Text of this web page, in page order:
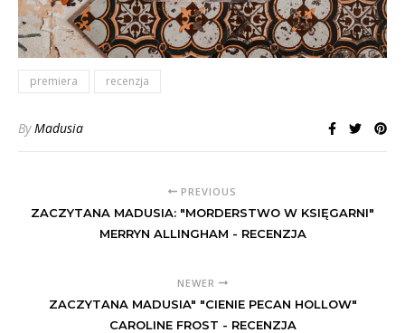
premiera recenzja
ByMadusia
PREVIOUS
ZACZYTANA MADUSIA: "MORDERSTWO W KSIĘGARNI"
MERRYN ALLINGHAM - RECENZJA
NEWER
ZACZYTANA MADUSIA" "CIENIE PECAN HOLLOW"
CAROLINE FROST - RECENZJA